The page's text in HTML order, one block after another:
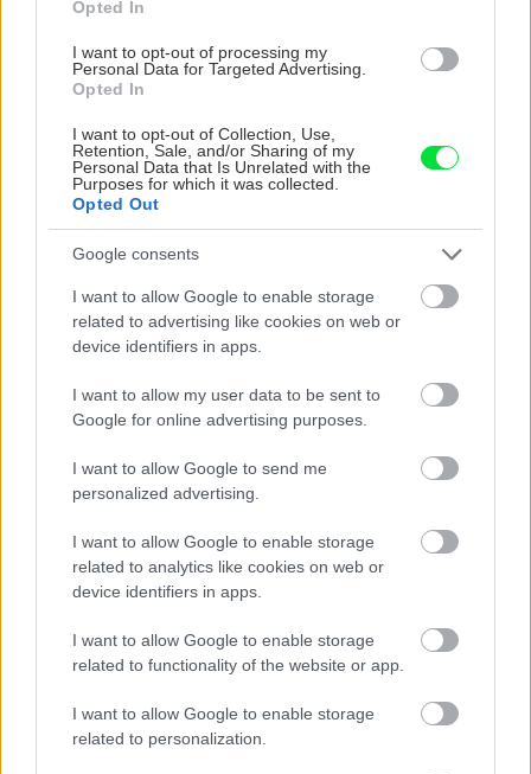
Opted In
I want to opt-out of processing my
Personal Data for Targeted Advertising.
Opted In
I want to opt-out of Collection, Use,
Retention, Sale, and/or Sharing of my
Personal Data that Is Unrelated with the
Purposes for which it was collected.
Opted Out
Google consents
I want to allow Google to enable storage
related to advertising like cookies on web or
device identifiers in apps.
I want to allow my user data to be sent to
Google for online advertising purposes.
I want to allow Google to send me
personalized advertising.
I want to allow Google to enable storage
related to analytics like cookies on web or
device identifiers in apps.
I want to allow Google to enable storage
related to functionality of the website or app.
I want to allow Google to enable storage
related to personalization.
5 trvaliek s panašovanými listami, ktoré dodajú
vášmu záhonu celosezónny šmrnc
Aktuality
Májové vydanie časopisu
Aktuality
Nové vydanie časopisu
Záhrada 04/2017 v predaji
Zelenina a ovocie
Stévia – sladká tráva, ktorá